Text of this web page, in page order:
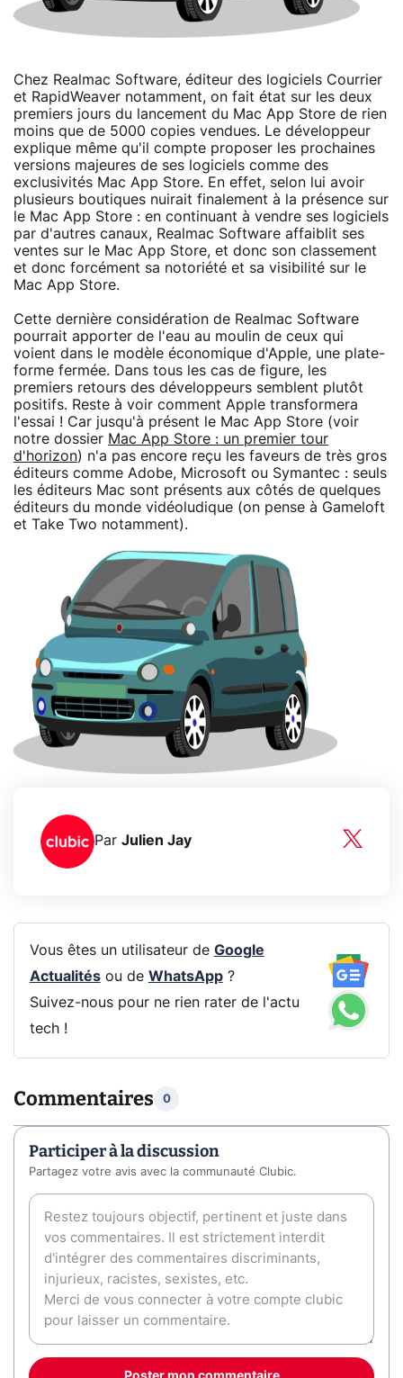
Chez Realmac Software, éditeur des logiciels Courrier
et RapidWeaver notamment, on fait état sur les deux
premiers jours du lancement du Mac App Store de rien
moins que de 5000 copies vendues. Le développeur
explique même qu'il compte proposer les prochaines
versions majeures de ses logiciels comme des
exclusivités Mac App Store. En effet, selon lui avoir
plusieurs boutiques nuirait finalement à la présence sur
le Mac App Store : en continuant à vendre ses logiciels
par d'autres canaux, Realmac Software affaiblit ses
ventes sur le Mac App Store, et donc son classement
et donc forcément sa notoriété et sa visibilité sur le
Mac App Store.
Cette dernière considération de Realmac Software
pourrait apporter de l'eau au moulin de ceux qui
voient dans le modèle économique d'Apple, une plate-
forme fermée. Dans tous les cas de figure, les
premiers retours des développeurs semblent plutôt
positifs. Reste à voir comment Apple transformera
l'essai ! Car jusqu'à présent le Mac App Store (voir
notre dossier Mac App Store : un premier tour
d'horizon) n'a pas encore reçu les faveurs de très gros
éditeurs comme Adobe, Microsoft ou Symantec : seuls
les éditeurs Mac sont présents aux côtés de quelques
éditeurs du monde vidéoludique (on pense à Gameloft
et Take Two notamment).
Par Julien Jay
Vous êtes un utilisateur de Google
Actualitésou de WhatsApp?
Suivez-nous pour ne rien rater de l'actu
tech !
Commentaires 0
Participer à la discussion
Partagez votre avis avec la communauté Clubic.